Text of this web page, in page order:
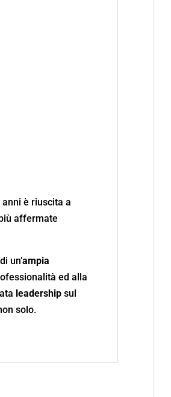
è riuscita a
affermate
un’ampia
ed alla
leadershipsul
solo.